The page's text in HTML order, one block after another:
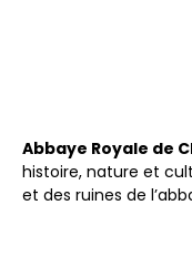
Abbaye Royale de
histoire, nature et
et des ruines de